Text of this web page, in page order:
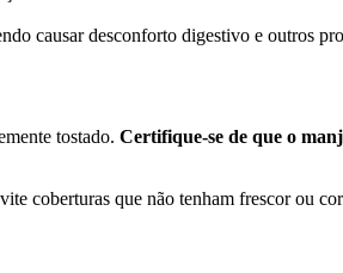
causar desconforto digestivo e outros
tostado. Certifique-se de que o
coberturas que não tenham frescor ou